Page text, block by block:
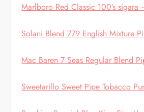
Marlboro Red Classic 100’s sigara
Solani Blend 779 English Mixture
Mac Baren 7 Seas Regular Blend
Sweetarillo Sweet Pipe Tobacco